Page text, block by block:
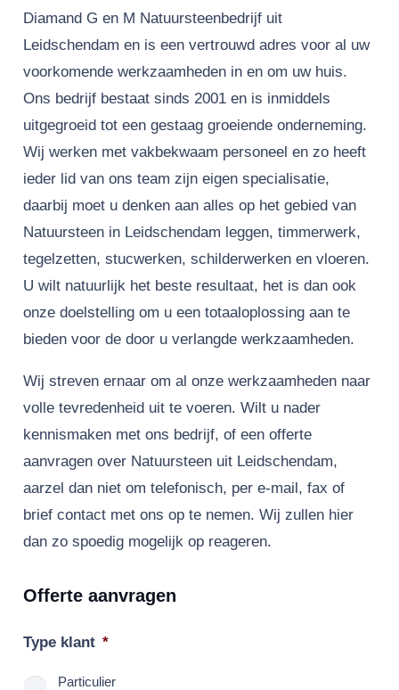
Diamand G en M Natuursteenbedrijf uit
Leidschendam en is een vertrouwd adres voor al uw
voorkomende werkzaamheden in en om uw huis.
Ons bedrijf bestaat sinds 2001 en is inmiddels
uitgegroeid tot een gestaag groeiende onderneming.
Wij werken met vakbekwaam personeel en zo heeft
ieder lid van ons team zijn eigen specialisatie,
daarbij moet u denken aan alles op het gebied van
Natuursteen in Leidschendam leggen, timmerwerk,
tegelzetten, stucwerken, schilderwerken en vloeren.
U wilt natuurlijk het beste resultaat, het is dan ook
onze doelstelling om u een totaaloplossing aan te
bieden voor de door u verlangde werkzaamheden.
Wij streven ernaar om al onze werkzaamheden naar
volle tevredenheid uit te voeren. Wilt u nader
kennismaken met ons bedrijf, of een offerte
aanvragen over Natuursteen uit Leidschendam,
aarzel dan niet om telefonisch, per e-mail, fax of
brief contact met ons op te nemen. Wij zullen hier
dan zo spoedig mogelijk op reageren.
Offerte aanvragen
Type klant *
Particulier